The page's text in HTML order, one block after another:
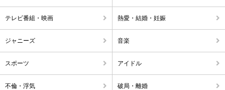
テレビ番組・映画 熱愛・結婚・妊娠
ジャニーズ 音楽
スポーツ アイドル
不倫・浮気 破局・離婚